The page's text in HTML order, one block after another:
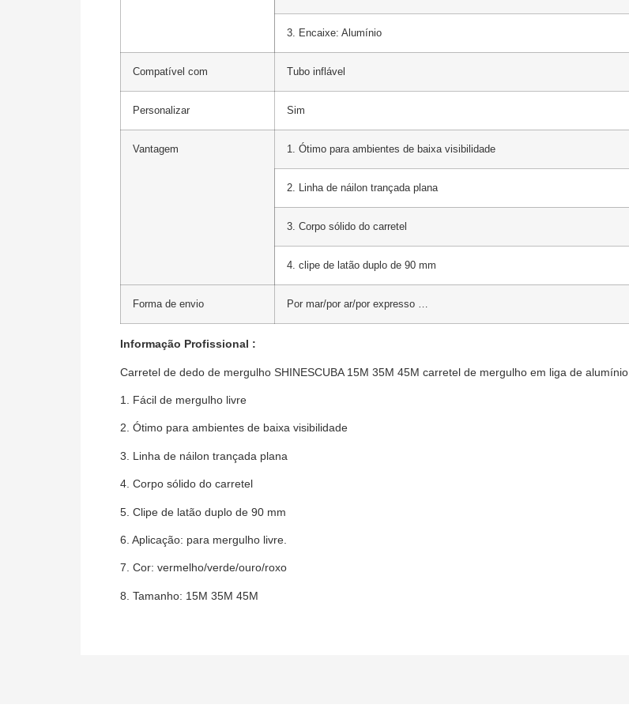
3. Encaixe: Alumínio
Compatível com Tubo inflável
Personalizar Sim
Vantagem 1. Ótimo para ambientes de baixa visibilidade
2. Linha de náilon trançada plana
3. Corpo sólido do carretel
4. clipe de latão duplo de 90 mm
Forma de envio Por mar/por ar/por expresso …
Informação Profissional :
Carretel de dedo de mergulho SHINESCUBA 15M 35M 45M carretel de mergulho em liga de alumínio
1. Fácil de mergulho livre
2. Ótimo para ambientes de baixa visibilidade
3. Linha de náilon trançada plana
4. Corpo sólido do carretel
5. Clipe de latão duplo de 90 mm
6. Aplicação: para mergulho livre.
7. Cor: vermelho/verde/ouro/roxo
8. Tamanho: 15M 35M 45M